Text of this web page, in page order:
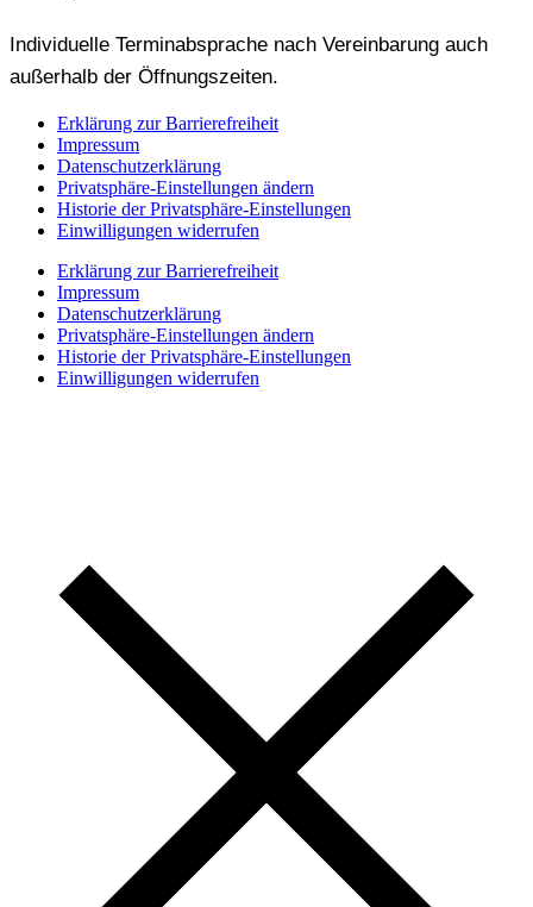
Individuelle Terminabsprache nach Vereinbarung auch
außerhalb der Öffnungszeiten.
Erklärung zur Barrierefreiheit
Impressum
Datenschutzerklärung
Privatsphäre-Einstellungen ändern
Historie der Privatsphäre-Einstellungen
Einwilligungen widerrufen
Erklärung zur Barrierefreiheit
Impressum
Datenschutzerklärung
Privatsphäre-Einstellungen ändern
Historie der Privatsphäre-Einstellungen
Einwilligungen widerrufen